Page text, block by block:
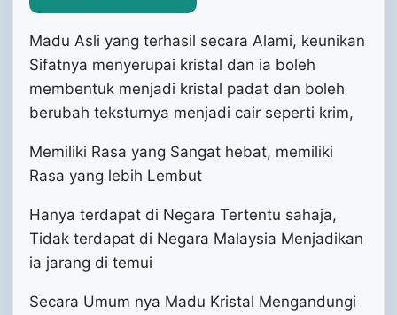
Madu Asli yang terhasil secara Alami, keunikan
Sifatnya menyerupai kristal dan ia boleh
membentuk menjadi kristal padat dan boleh
berubah teksturnya menjadi cair seperti krim,
Memiliki Rasa yang Sangat hebat, memiliki
Rasa yang lebih Lembut
Hanya terdapat di Negara Tertentu sahaja,
Tidak terdapat di Negara Malaysia Menjadikan
ia jarang di temui
Secara Umum nya Madu Kristal Mengandungi